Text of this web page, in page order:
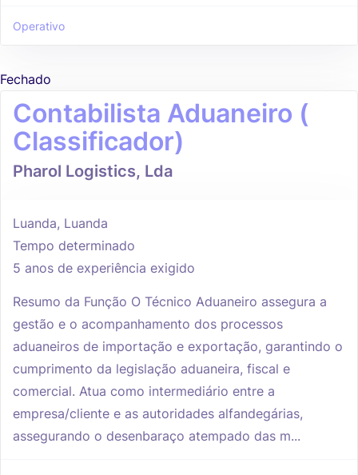
Operativo
Fechado
Contabilista Aduaneiro (
Classificador)
Pharol Logistics, Lda
Luanda, Luanda
Tempo determinado
5 anos de experiência exigido
Resumo da Função O Técnico Aduaneiro assegura a
gestão e o acompanhamento dos processos
aduaneiros de importação e exportação, garantindo o
cumprimento da legislação aduaneira, fiscal e
comercial. Atua como intermediário entre a
empresa/cliente e as autoridades alfandegárias,
assegurando o desenbaraço atempado das m...